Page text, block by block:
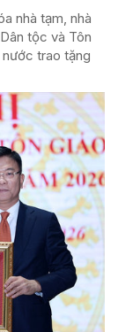
nhà tạm, nhà
tộc và Tôn
trao tặng